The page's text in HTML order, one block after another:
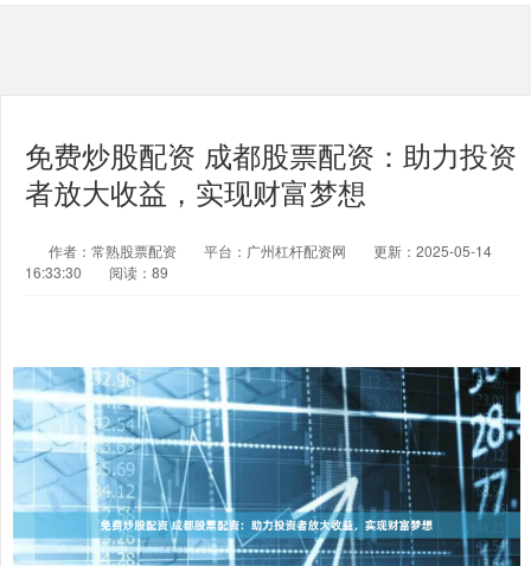
免费炒股配资 成都股票配资：助力投资
者放大收益，实现财富梦想
作者：常熟股票配资 平台：广州杠杆配资网
更新：2025-05-14
16:33:30
阅读：89